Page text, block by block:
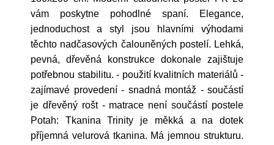
vám poskytne pohodlné spaní. Elegance,
jednoduchost a styl jsou hlavními výhodami
těchto nadčasových čalouněných postelí. Lehká,
pevná, dřevěná konstrukce dokonale zajištuje
potřebnou stabilitu. - použití kvalitních materiálů -
zajímavé provedení - snadná montáž - součástí
je dřevěný rošt - matrace není součástí postele
Potah: Tkanina Trinity je měkká a na dotek
příjemná velurová tkanina. Má jemnou strukturu.